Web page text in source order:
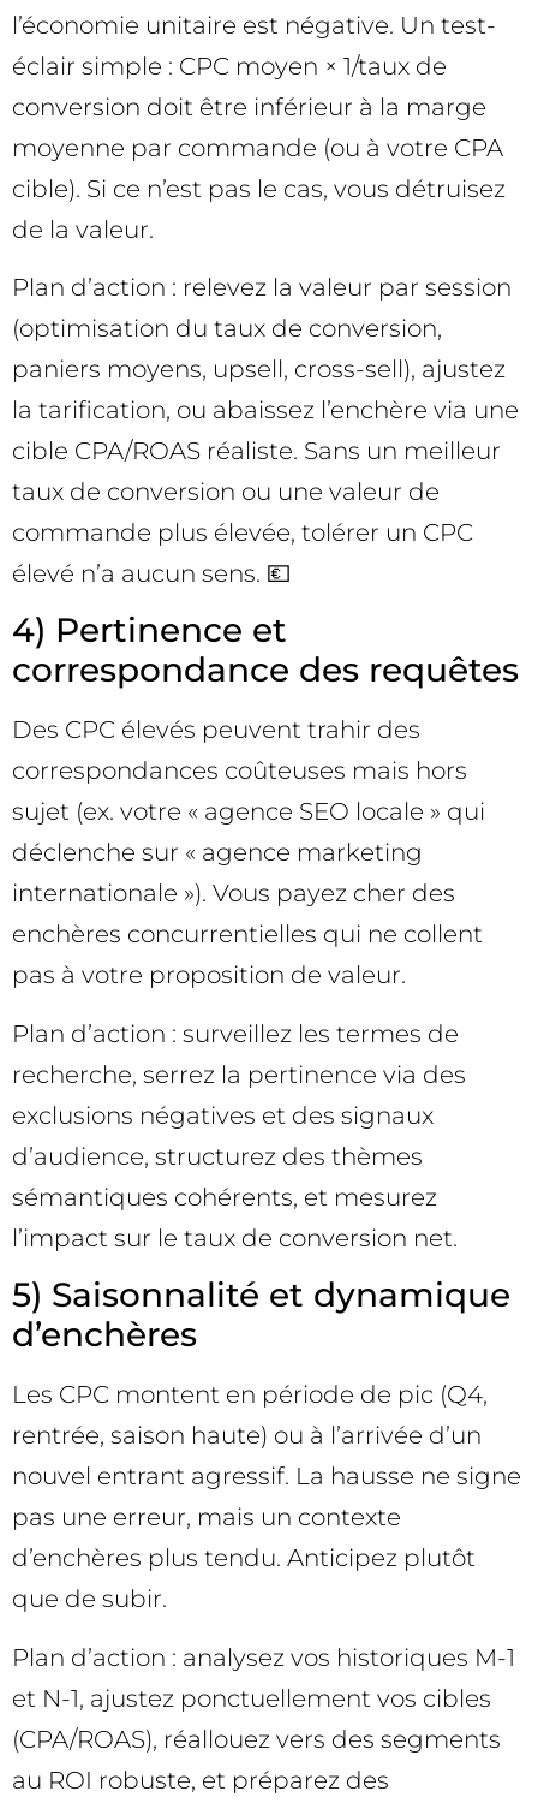
l’économie unitaire est négative. Un test-
éclair simple : CPC moyen × 1/taux de
conversion doit être inférieur à la marge
moyenne par commande (ou à votre CPA
cible). Si ce n’est pas le cas, vous détruisez
de la valeur.
Plan d’action : relevez la valeur par session
(optimisation du taux de conversion,
paniers moyens, upsell, cross-sell), ajustez
la tarification, ou abaissez l’enchère via une
cible CPA/ROAS réaliste. Sans un meilleur
taux de conversion ou une valeur de
commande plus élevée, tolérer un CPC
élevé n’a aucun sens. 💶
4) Pertinence et
correspondance des requêtes
Des CPC élevés peuvent trahir des
correspondances coûteuses mais hors
sujet (ex. votre « agence SEO locale » qui
déclenche sur « agence marketing
internationale »). Vous payez cher des
enchères concurrentielles qui ne collent
pas à votre proposition de valeur.
Plan d’action : surveillez les termes de
recherche, serrez la pertinence via des
exclusions négatives et des signaux
d’audience, structurez des thèmes
sémantiques cohérents, et mesurez
l’impact sur le taux de conversion net.
5) Saisonnalité et dynamique
d’enchères
Les CPC montent en période de pic (Q4,
rentrée, saison haute) ou à l’arrivée d’un
nouvel entrant agressif. La hausse ne signe
pas une erreur, mais un contexte
d’enchères plus tendu. Anticipez plutôt
que de subir.
Plan d’action : analysez vos historiques M-1
et N-1, ajustez ponctuellement vos cibles
(CPA/ROAS), réallouez vers des segments
au ROI robuste, et préparez des